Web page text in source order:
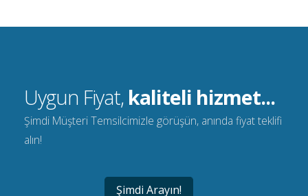
Uygun Fiyat, kaliteli hizmet...
Şimdi Müşteri Temsilcimizle görüşün, anında fiyat teklifi
alın!
Şimdi Arayın!